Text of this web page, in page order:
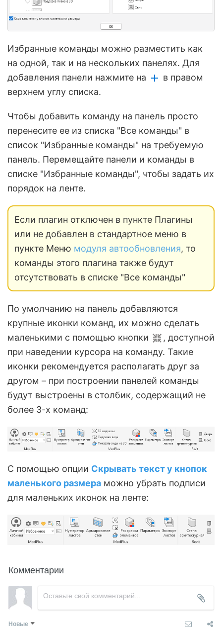
Избранные команды можно разместить как
на одной, так и на нескольких панелях. Для
добавления панели нажмите на
в правом
верхнем углу списка.
Чтобы добавить команду на панель просто
перенесите ее из списка "Все команды" в
список "Избранные команды" на требуемую
панель. Перемещайте панели и команды в
списке "Избранные команды", чтобы задать их
порядок на ленте.
Если плагин отключен в пункте Плагины
или не добавлен в стандартное меню в
пункте Меню модуля автообновления, то
команды этого плагина также будут
отсутствовать в списке "Все команды"
По умолчанию на панель добавляются
крупные иконки команд, их можно сделать
маленькими с помощью кнопки
, доступной
при наведении курсора на команду. Такие
иконки рекомендуется располагать друг за
другом – при построении панелей команды
будут выстроены в столбик, содержащий не
более 3-х команд:
С помощью опции Скрывать текст у кнопок
маленького размера можно убрать подписи
для маленьких иконок на ленте:
Комментарии
Новые